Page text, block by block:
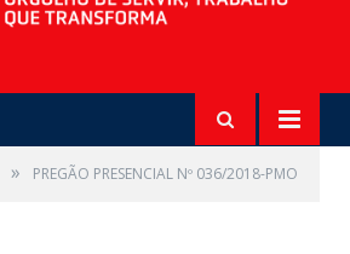
» PREGÃO PRESENCIAL Nº 036/2018-PMO